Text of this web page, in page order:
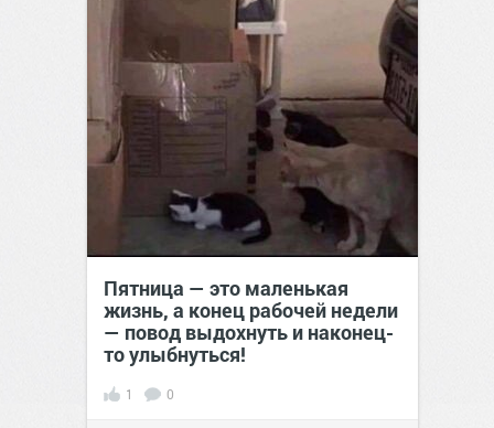
Пятница — это маленькая
жизнь, а конец рабочей недели
— повод выдохнуть и наконец-
то улыбнуться!
1 0